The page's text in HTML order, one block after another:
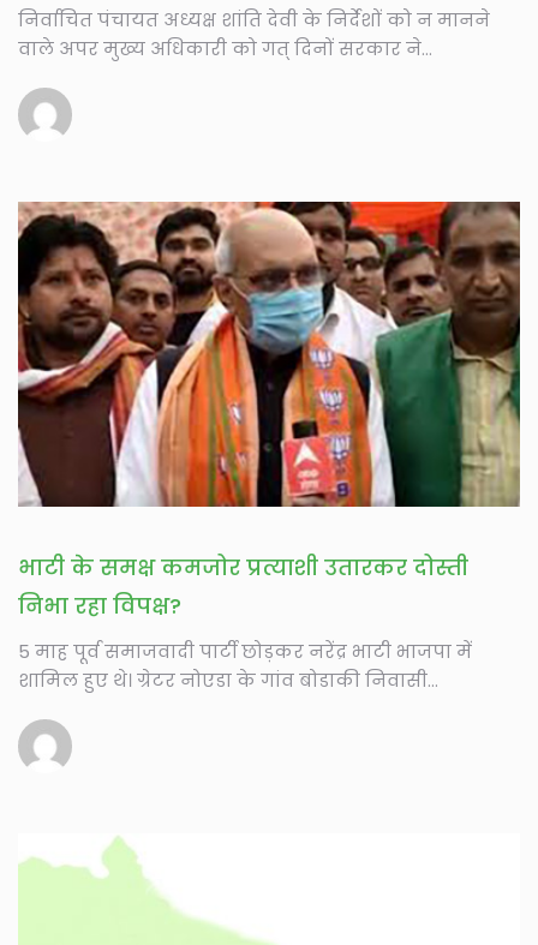
निर्वाचित पंचायत अध्यक्ष शांति देवी के निर्देशों को न मानने
वाले अपर मुख्य अधिकारी को गत् दिनों सरकार ने...
भाटी के समक्ष कमजोर प्रत्याशी उतारकर दोस्ती
निभा रहा विपक्ष?
5 माह पूर्व समाजवादी पार्टी छोड़कर नरेंद्र भाटी भाजपा में
शामिल हुए थे। ग्रेटर नोएडा के गांव बोडाकी निवासी...